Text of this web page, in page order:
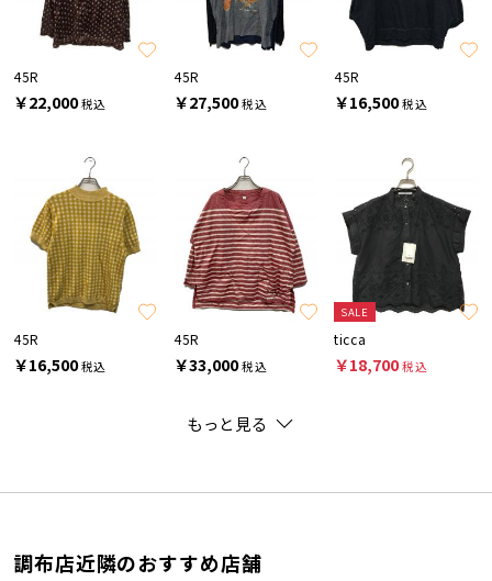
45R
￥22,000税込
45R
￥27,500税込
45R
￥16,500税込
45R
￥16,500税込
45R
￥33,000税込
SALE
ticca
￥18,700税込
もっと見る
調布店近隣のおすすめ店舗